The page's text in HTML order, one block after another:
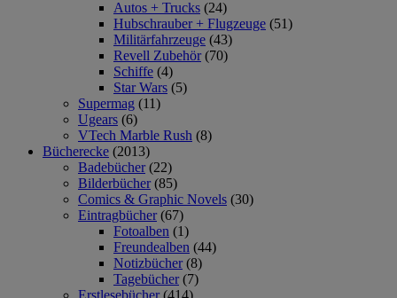
Autos + Trucks (24)
Hubschrauber + Flugzeuge (51)
Militärfahrzeuge (43)
Revell Zubehör (70)
Schiffe (4)
Star Wars (5)
Supermag (11)
Ugears (6)
VTech Marble Rush (8)
Bücherecke (2013)
Badebücher (22)
Bilderbücher (85)
Comics & Graphic Novels (30)
Eintragbücher (67)
Fotoalben (1)
Freundealben (44)
Notizbücher (8)
Tagebücher (7)
Erstlesebücher (414)